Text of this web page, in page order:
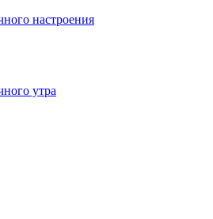
настроения
утра